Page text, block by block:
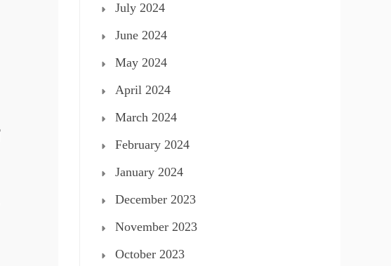
July 2024
June 2024
May 2024
April 2024
March 2024
February 2024
January 2024
December 2023
November 2023
October 2023